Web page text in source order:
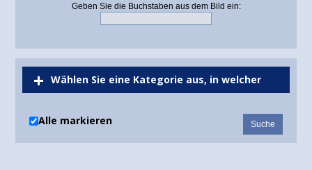
Geben Sie die Buchstaben aus dem Bild ein:
Wählen Sie eine Kategorie aus, in welcher
Alle markieren